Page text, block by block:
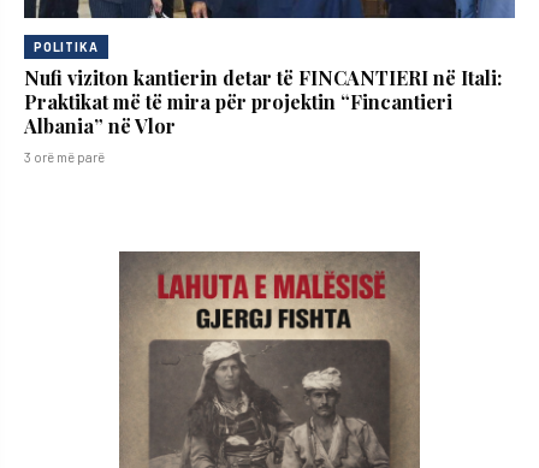
POLITIKA
Nufi viziton kantierin detar të FINCANTIERI në Itali:
Praktikat më të mira për projektin “Fincantieri
Albania” në Vlor
3 orë më parë